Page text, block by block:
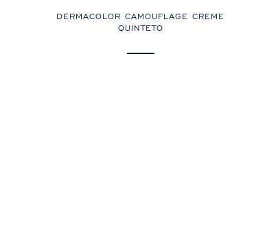
DERMACOLOR CAMOUFLAGE CREME
QUINTETO